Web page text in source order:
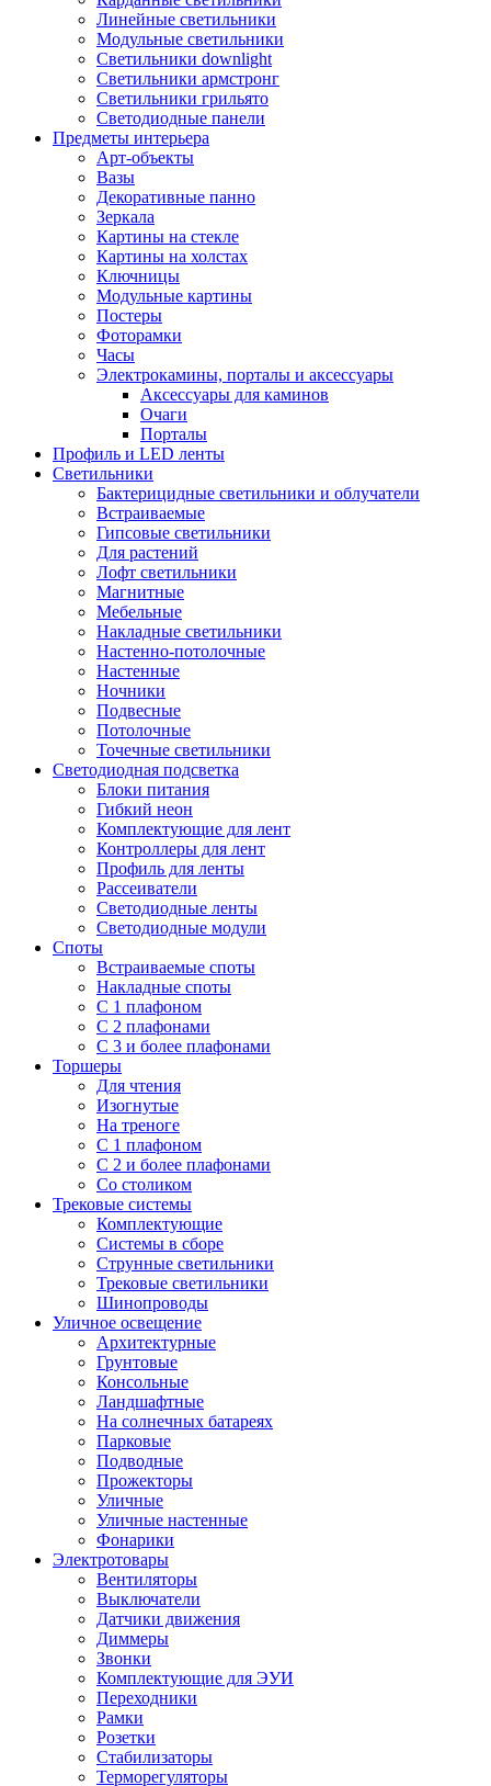
Линейные светильники
Модульные светильники
Светильники downlight
Светильники армстронг
Светильники грильято
Светодиодные панели
Предметы интерьера
Арт-объекты
Вазы
Декоративные панно
Зеркала
Картины на стекле
Картины на холстах
Ключницы
Модульные картины
Постеры
Фоторамки
Часы
Электрокамины, порталы и аксессуары
Аксессуары для каминов
Очаги
Порталы
Профиль и LED ленты
Светильники
Бактерицидные светильники и облучатели
Встраиваемые
Гипсовые светильники
Для растений
Лофт светильники
Магнитные
Мебельные
Накладные светильники
Настенно-потолочные
Настенные
Ночники
Подвесные
Потолочные
Точечные светильники
Светодиодная подсветка
Блоки питания
Гибкий неон
Комплектующие для лент
Контроллеры для лент
Профиль для ленты
Рассеиватели
Светодиодные ленты
Светодиодные модули
Споты
Встраиваемые споты
Накладные споты
С 1 плафоном
С 2 плафонами
С 3 и более плафонами
Торшеры
Для чтения
Изогнутые
На треноге
С 1 плафоном
С 2 и более плафонами
Со столиком
Трековые системы
Комплектующие
Системы в сборе
Струнные светильники
Трековые светильники
Шинопроводы
Уличное освещение
Архитектурные
Грунтовые
Консольные
Ландшафтные
На солнечных батареях
Парковые
Подводные
Прожекторы
Уличные
Уличные настенные
Фонарики
Электротовары
Вентиляторы
Выключатели
Датчики движения
Диммеры
Звонки
Комплектующие для ЭУИ
Переходники
Рамки
Розетки
Стабилизаторы
Терморегуляторы